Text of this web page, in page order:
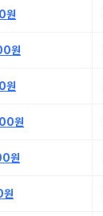
원
원
원
원
원